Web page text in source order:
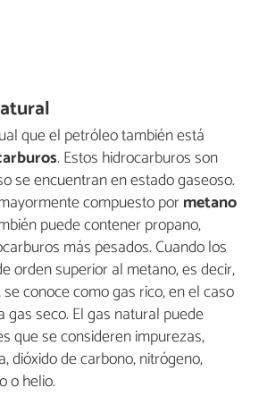
que el petróleo también está
. Estos hidrocarburos son
se encuentran en estado gaseoso.
compuesto pormetano
puede contener propano,
más pesados. Cuando los
orden superior al metano, es decir,
conoce como gas rico, en el caso
seco. El gas natural puede
que se consideren impurezas,
dióxido de carbono, nitrógeno,
o helio.